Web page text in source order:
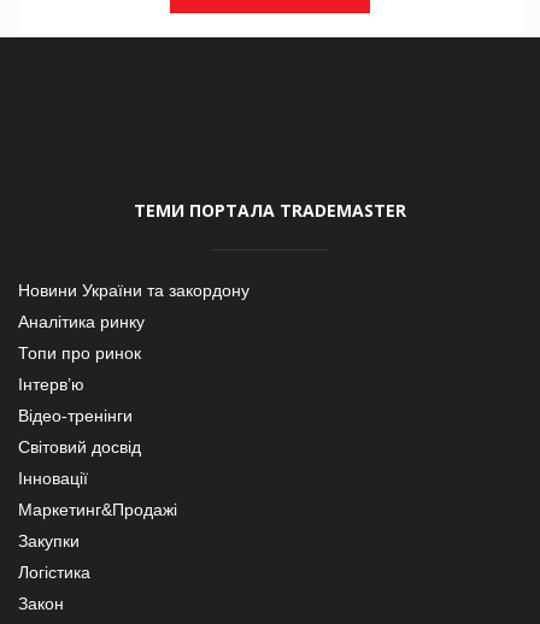
ТЕМИ ПОРТАЛА TRADEMASTER
Новини України та закордону
Аналітика ринку
Топи про ринок
Інтерв’ю
Відео-тренінги
Світовий досвід
Інновації
Маркетинг&Продажі
Закупки
Логістика
Закон